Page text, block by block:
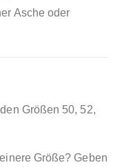
Asche oder
Größen 50, 52,
Größe? Geben